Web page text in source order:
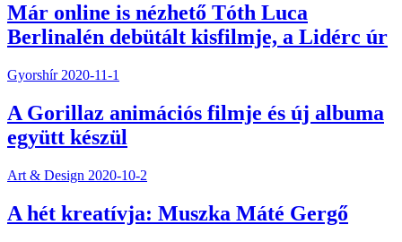
Már online is nézhető Tóth Luca
Berlinalén debütált kisfilmje, a Lidérc úr
Gyorshír 2020-11-1
A Gorillaz animációs filmje és új albuma
együtt készül
Art & Design 2020-10-2
A hét kreatívja: Muszka Máté Gergő